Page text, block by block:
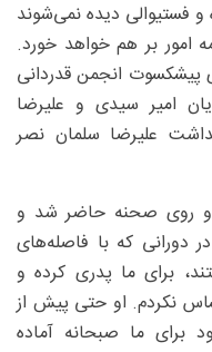
فستیوالی دیده نمی‌شوند
امور بر هم خواهد خورد.
پیشکسوت انجمن قدردانی
امیر سیدی و علیرضا
علیرضا سلمان نصر
او روی صحنه حاضر شد و
دورانی که با فاصله‌های
برای ما پدری کرده و
نکردم. او حتی پیش از
برای ما صبحانه آماده